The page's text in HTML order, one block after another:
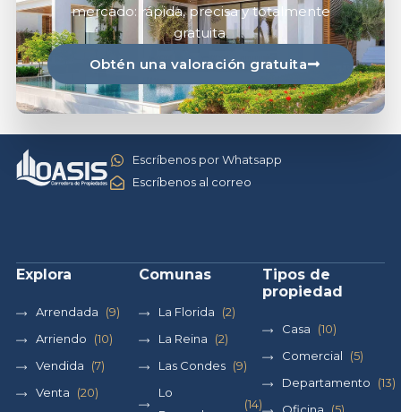
mercado: rápida, precisa y totalmente
gratuita.
Obtén una valoración gratuita
Escríbenos por Whatsapp
Escríbenos al correo
Explora
Arrendada
(9)
Arriendo
(10)
Vendida
(7)
Venta
(20)
Comunas
La Florida
(2)
La Reina
(2)
Las Condes (9)
Lo
(14)
Tipos de
propiedad
Casa
(10)
Comercial
(5)
Departamento
(13)